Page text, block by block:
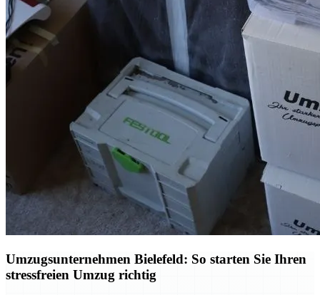
Umzugsunternehmen Bielefeld: So starten Sie Ihren
stressfreien Umzug richtig